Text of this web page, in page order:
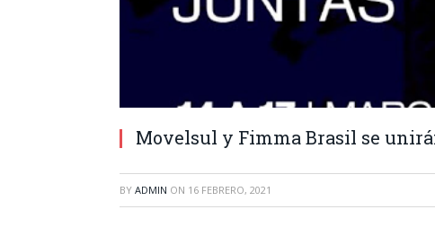
Movelsul y Fimma Brasil se
BY ADMIN ON 16 FEBRERO, 2021